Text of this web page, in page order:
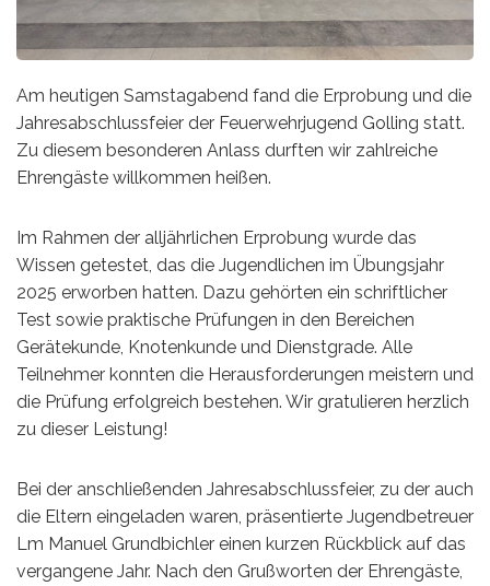
Am heutigen Samstagabend fand die Erprobung und die
Jahresabschlussfeier der Feuerwehrjugend Golling statt.
Zu diesem besonderen Anlass durften wir zahlreiche
Ehrengäste willkommen heißen.
Im Rahmen der alljährlichen Erprobung wurde das
Wissen getestet, das die Jugendlichen im Übungsjahr
2025 erworben hatten. Dazu gehörten ein schriftlicher
Test sowie praktische Prüfungen in den Bereichen
Gerätekunde, Knotenkunde und Dienstgrade. Alle
Teilnehmer konnten die Herausforderungen meistern und
die Prüfung erfolgreich bestehen. Wir gratulieren herzlich
zu dieser Leistung!
Bei der anschließenden Jahresabschlussfeier, zu der auch
die Eltern eingeladen waren, präsentierte Jugendbetreuer
Lm Manuel Grundbichler einen kurzen Rückblick auf das
vergangene Jahr. Nach den Grußworten der Ehrengäste,